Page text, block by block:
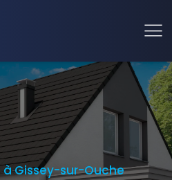
Gissey-sur-Ouche